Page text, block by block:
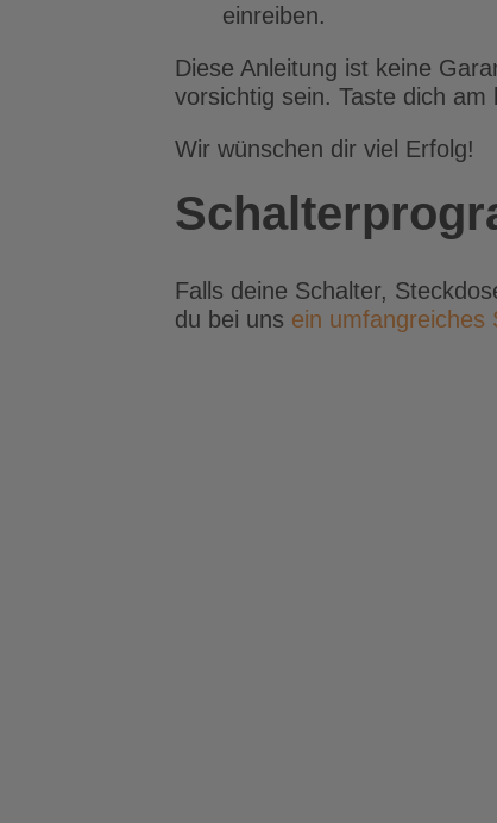
einreiben.
Diese Anleitung ist keine
vorsichtig sein. Taste dich
Wir wünschen dir viel Erfolg!
Falls deine Schalter,
du bei uns ein umfangreiches